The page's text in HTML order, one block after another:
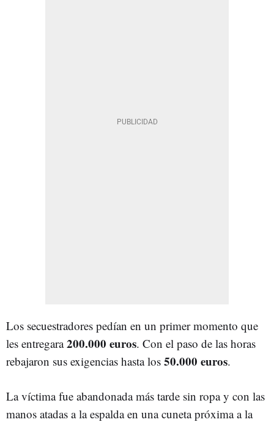
Los secuestradores pedían en un primer momento que
les entregara200.000 euros. Con el paso de las horas
rebajaron sus exigencias hasta los 50.000 euros.
La víctima fue abandonada más tarde sin ropa y con las
manos atadas a la espalda en una cuneta próxima a la